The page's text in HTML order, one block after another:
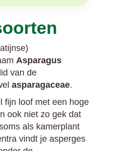
Asparagus
van de
asparagaceae.
fijn loof met een hoge
ook niet zo gek dat
als kamerplant
vindt je asperges